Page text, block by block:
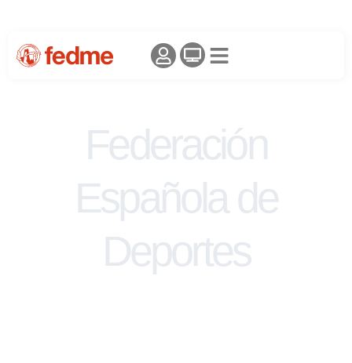
Federación
Española de
Deportes